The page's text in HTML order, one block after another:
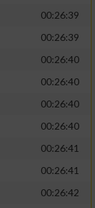
00:26:39
00:26:39
00:26:40
00:26:40
00:26:40
00:26:40
00:26:41
00:26:41
00:26:42